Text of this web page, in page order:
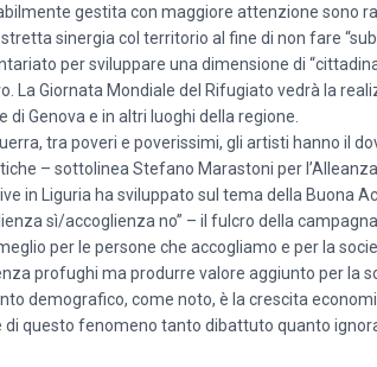
gestita con maggiore attenzione sono
sinergia col territorio al fine di non fare
per sviluppare una dimensione di
La Giornata Mondiale del Rifugiato vedrà la
Genova e in altri luoghi della regione.
tra poveri e poverissimi, gli artisti hanno il
– sottolinea Stefano Marastoni per
in Liguria ha sviluppato sul tema della Buona
sì/accoglienza no” – il fulcro della
per le persone che accogliamo e per la
profughi ma produrre valore aggiunto per la
demografico, come noto, è la crescita
questo fenomeno tanto dibattuto quanto